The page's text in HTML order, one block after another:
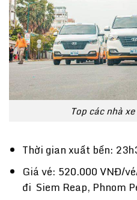
Top các nhà
Thời gian xuất bến:
Giá vé: 520.000 VNĐ/
đi Siem Reap, Phnom